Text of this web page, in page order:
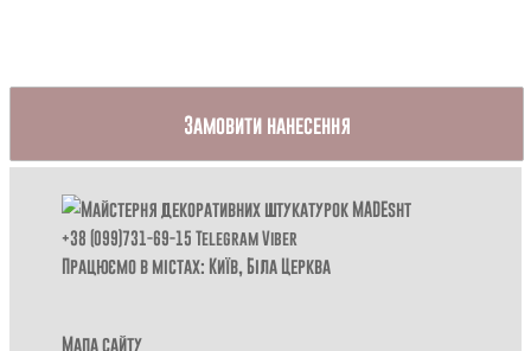
Замовити нанесення
+38 (099)731-69-15 TelegramViber
Працюємо в містах: Київ,Біла Церква
Мапа сайту